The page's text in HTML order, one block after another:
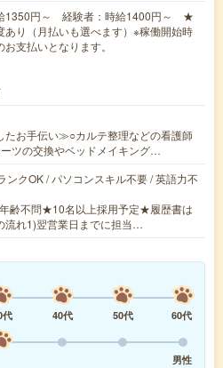
1350円～ 経験者：時給1400円～ ★
あり（月払いも選べます）※稼働開始時
支払いとなります。
お手伝い≫○カルテ整理などの看護師
ツの交換やベッドメイキング…
ンクOK / パソコンスキル不要 / 英語力不
齢不問★10名以上採用予定★履歴書は
れ1)翌営業日までに担当…
代 40代 50代
60代
男性